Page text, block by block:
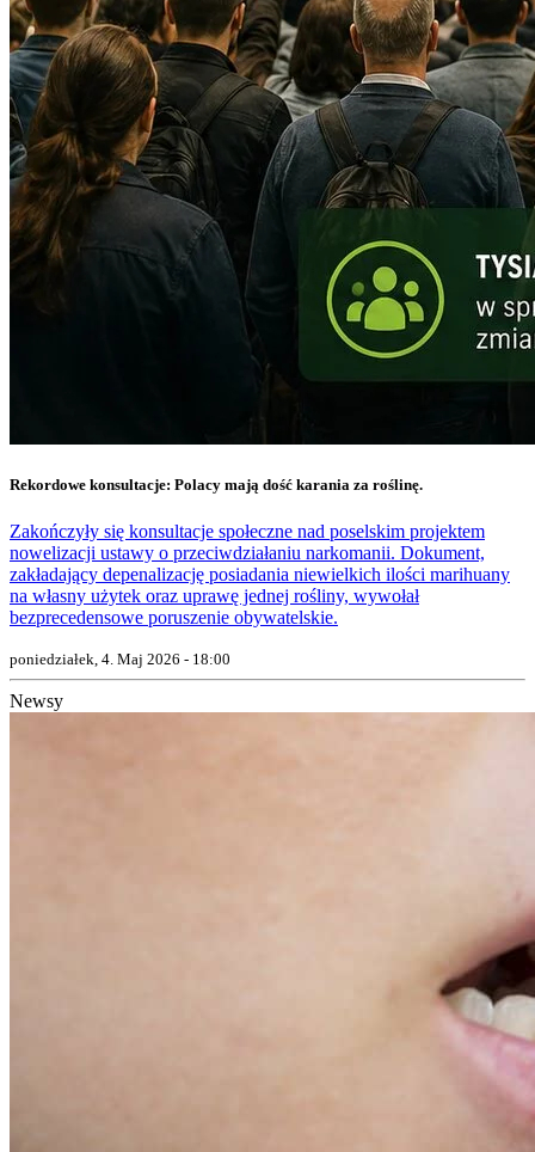
Rekordowe konsultacje: Polacy mają dość karania za roślinę.
Zakończyły się konsultacje społeczne nad poselskim projektem
nowelizacji ustawy o przeciwdziałaniu narkomanii. Dokument,
zakładający depenalizację posiadania niewielkich ilości marihuany
na własny użytek oraz uprawę jednej rośliny, wywołał
bezprecedensowe poruszenie obywatelskie.
poniedziałek, 4. Maj 2026 - 18:00
Newsy